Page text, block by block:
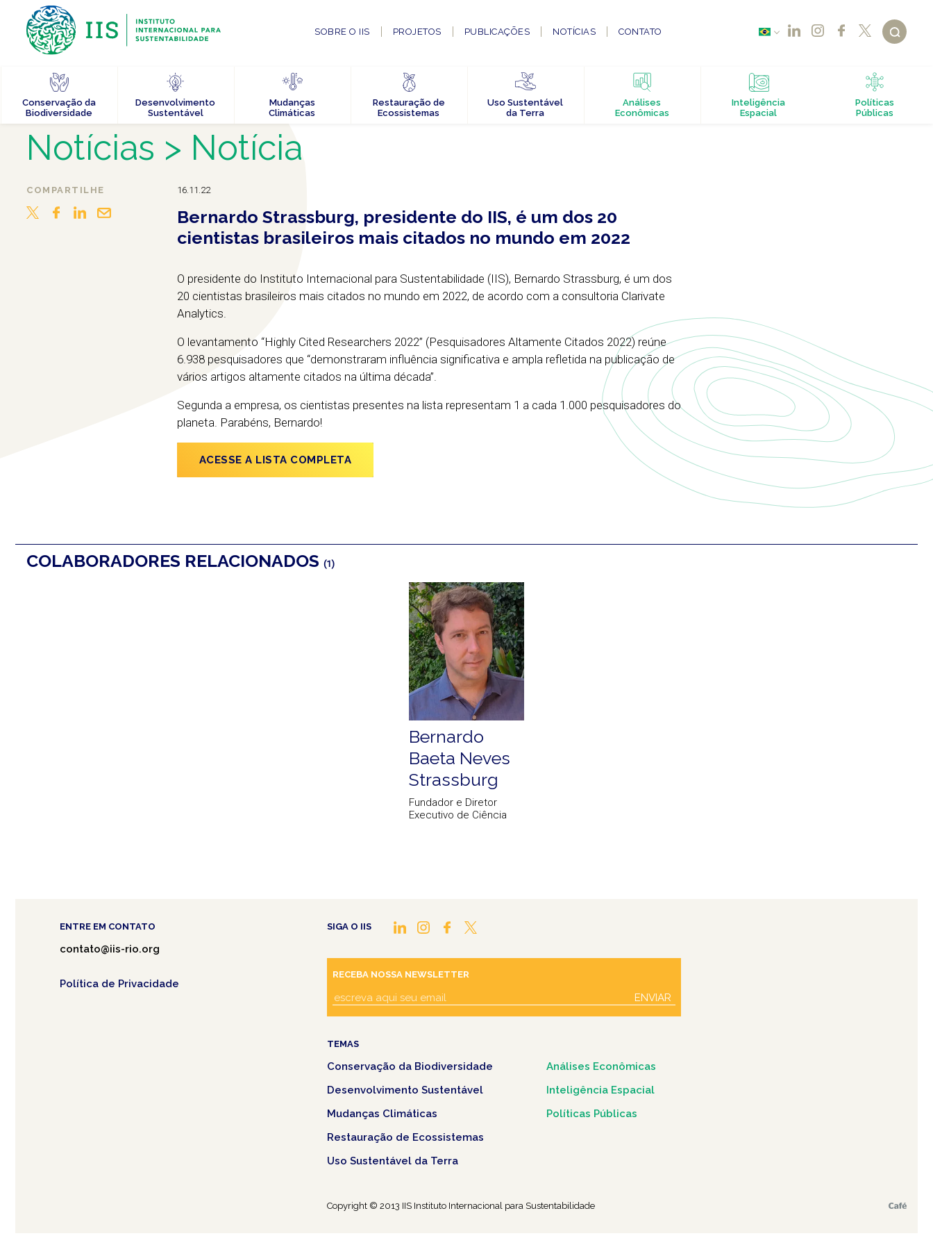
SOBRE O IIS PROJETOS PUBLICAÇÕES NOTÍCIAS CONTATO
Conservação da
Biodiversidade
Desenvolvimento
Sustentável
Mudanças
Climáticas
Restauração de
Ecossistemas
Uso Sustentável
da Terra
Análises
Econômicas
Inteligência
Espacial
Políticas
Públicas
Notícias > Notícia
COMPARTILHE 16.11.22
Bernardo Strassburg, presidente do IIS, é um dos 20
cientistas brasileiros mais citados no mundo em 2022
O presidente do Instituto Internacional para Sustentabilidade (IIS), Bernardo Strassburg, é um dos
20 cientistas brasileiros mais citados no mundo em 2022, de acordo com a consultoria Clarivate
Analytics.
O levantamento “Highly Cited Researchers 2022” (Pesquisadores Altamente Citados 2022) reúne
6.938 pesquisadores que “demonstraram influência significativa e ampla refletida na publicação de
vários artigos altamente citados na última década”.
Segunda a empresa, os cientistas presentes na lista representam 1 a cada 1.000 pesquisadores do
planeta. Parabéns, Bernardo!
ACESSE A LISTA COMPLETA
COLABORADORES RELACIONADOS (1)
Bernardo
Baeta Neves
Strassburg
Fundador e Diretor
Executivo de Ciência
ENTRE EM CONTATO
contato@iis-rio.org
Política de Privacidade
SIGA O IIS
RECEBA NOSSA NEWSLETTER
ENVIAR
TEMAS
Conservação da Biodiversidade
Desenvolvimento Sustentável
Mudanças Climáticas
Restauração de Ecossistemas
Uso Sustentável da Terra
Análises Econômicas
Inteligência Espacial
Políticas Públicas
Copyright © 2013 IIS Instituto Internacional para Sustentabilidade